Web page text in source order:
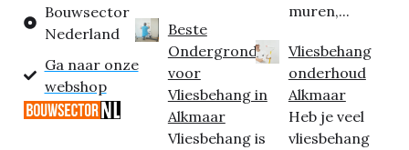
Bouwsector
Nederland
Ga naar onze
webshop
Beste
Ondergrond
voor
Vliesbehang in
Alkmaar
Vliesbehang is
muren,...
Vliesbehang
onderhoud
Alkmaar
Heb je veel
vliesbehang